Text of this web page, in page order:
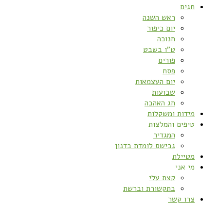
חגים
ראש השנה
יום כיפור
חנוכה
ט”ו בשבט
פורים
פסח
יום העצמאות
שבועות
חג האהבה
מידות ומשקלות
טיפים והמלצות
המגדיר
גבישס לומדת בדנון
מטיילת
מי אני
קצת עלי
בתקשורת וברשת
צרו קשר